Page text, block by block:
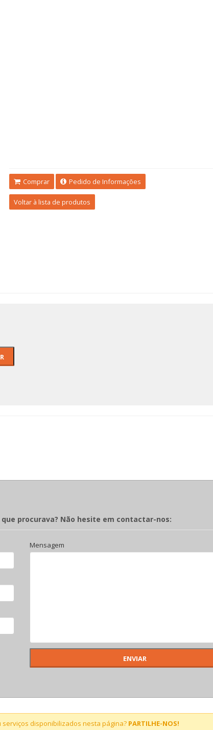
Comprar Pedido de Informações
Voltar à lista de produtos
procurava? Não hesite em contactar-nos:
Mensagem
disponibilizados nesta página? PARTILHE-NOS!